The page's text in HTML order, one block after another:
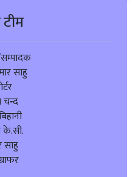
टीम
साहु
के.सी.
साहु